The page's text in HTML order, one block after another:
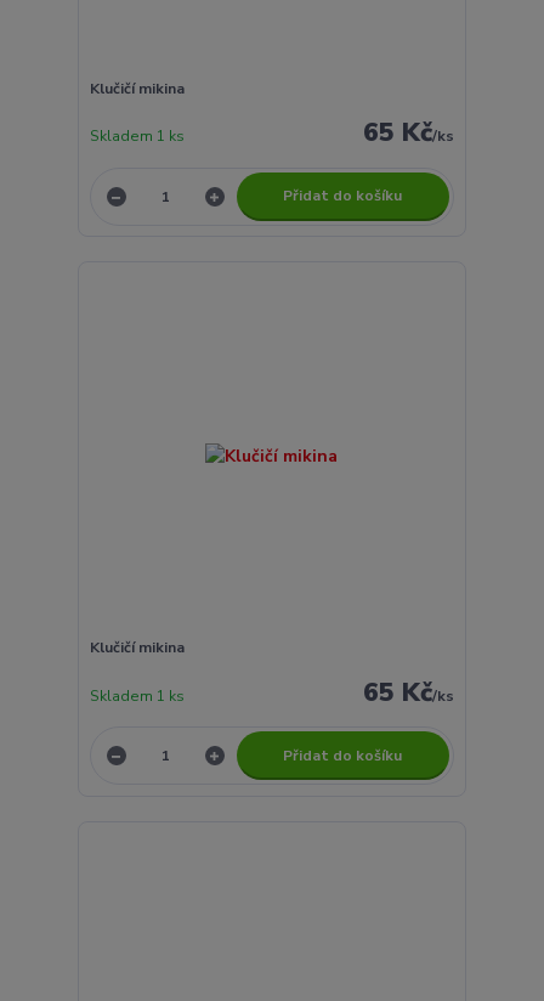
Klučičí mikina
65 Kč/ks
Skladem 1 ks
Přidat do košíku
Klučičí mikina
65 Kč/ks
Skladem 1 ks
Přidat do košíku